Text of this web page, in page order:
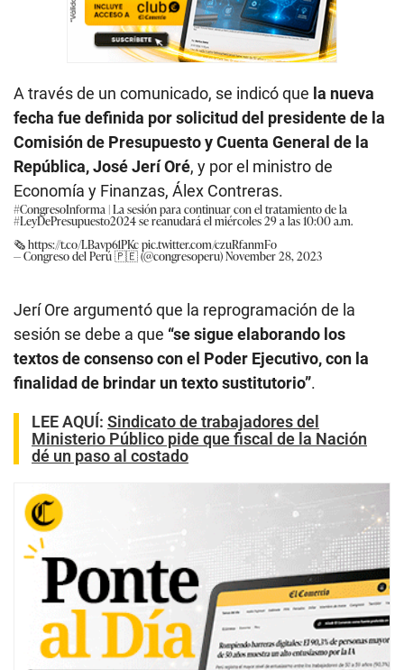
A través de un comunicado, se indicó que la nueva
fecha fue definida por solicitud del presidente de la
Comisión de Presupuesto y Cuenta General de la
República, José Jerí Oré, y por el ministro de
Economía y Finanzas, Álex Contreras.
#CongresoInforma | La sesión para continuar con el tratamiento de la
#LeyDePresupuesto2024se reanudará el miércoles 29 a las 10:00 a.m.
🗞️https://t.co/LBavp61PKcpic.twitter.com/czuRfanmFo
— Congreso del Perú 🇵🇪 (@congresoperu)November 28, 2023
Jerí Ore argumentó que la reprogramación de la
sesión se debe a que “se sigue elaborando los
textos de consenso con el Poder Ejecutivo, con la
finalidad de brindar un texto sustitutorio”.
LEE AQUÍ: Sindicato de trabajadores del
Ministerio Público pide que fiscal de la Nación
dé un paso al costado